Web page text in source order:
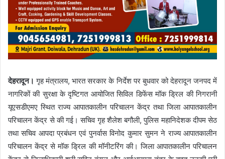
देहरादून। गृह मंत्रालय, भारत सरकार के निर्देश पर बुधवार को देहरादून जनपद में
नागरिकों की सुरक्षा के दृष्टिगत आयोजित सिविल डिफेंस मॉक ड्रिल की निगरानी
यूएसडीएमए स्थित राज्य आपातकालीन परिचालन केंद्र तथा जिला आपातकालीन
परिचालन केंद्र से की गई। सचिव गृह शैलेश बगौली, पुलिस महानिदेशक दीपम सेठ
तथा सचिव आपदा प्रबंधन एवं पुनर्वास विनोद कुमार सुमन ने राज्य आपातकालीन
परिचालन केंद्र से मॉक ड्रिल की मॉनीटरिंग की। जिला आपातकालीन परिचालन